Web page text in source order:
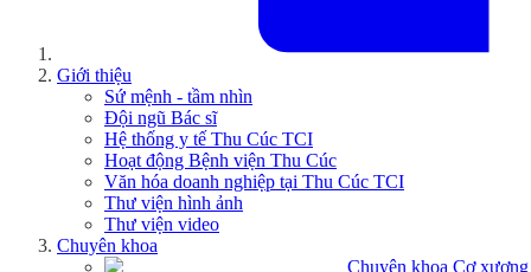
Giới thiệu
Sứ mệnh - tầm nhìn
Đội ngũ Bác sĩ
Hệ thống y tế Thu Cúc TCI
Hoạt động Bệnh viện Thu Cúc
Văn hóa doanh nghiệp tại Thu Cúc TCI
Thư viện hình ảnh
Thư viện video
Chuyên khoa
Chuyên khoa Cơ